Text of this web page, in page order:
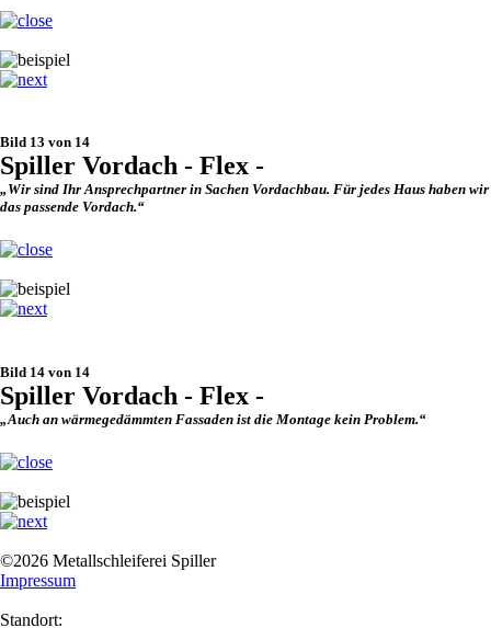
Bild 13 von 14
Spiller Vordach - Flex -
„Wir sind Ihr Ansprechpartner in Sachen Vordachbau. Für jedes Haus haben wir
das passende Vordach.“
Bild 14 von 14
Spiller Vordach - Flex -
„Auch an wärmegedämmten Fassaden ist die Montage kein Problem.“
©2026 Metallschleiferei Spiller
Impressum
Standort: